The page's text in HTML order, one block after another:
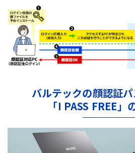
バルテックの顔認証
「I PASS FREE」